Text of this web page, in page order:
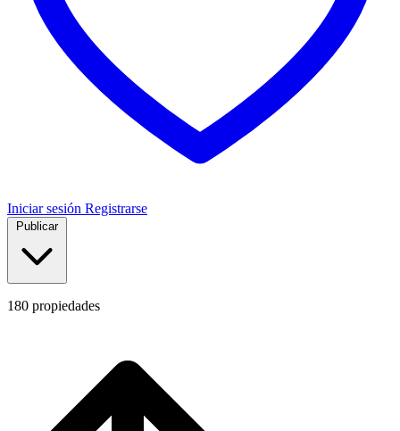
Iniciar sesión Registrarse
Publicar
180 propiedades